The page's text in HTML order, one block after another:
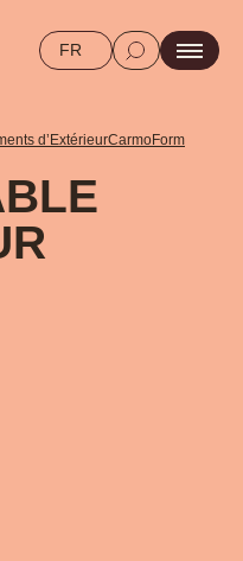
FR
d’ExtérieurCarmoForm